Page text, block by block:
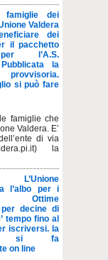
famiglie dei
Valdera
dei
il pacchetto
l’A.S.
la
provvisoria.
si può fare
famiglie che
Valdera. E’
di via
la
L’Unione
l’albo per i
Ottime
per decine di
tempo fino al
iscriversi. la
si fa
on line